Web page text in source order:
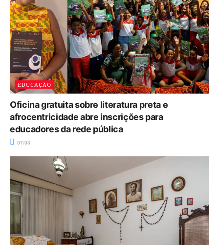
EDUCAÇÃO
Oficina gratuita sobre literatura preta e
afrocentricidade abre inscrições para
educadores da rede pública
07/08